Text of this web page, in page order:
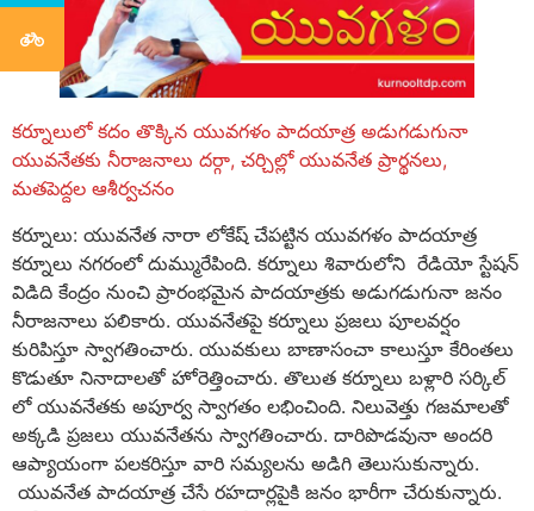
కర్నూలులో కదం తొక్కిన యువగళం పాదయాత్ర అడుగడుగునా
యువనేతకు నీరాజనాలు దర్గా, చర్చిల్లో యువనేత ప్రార్థనలు,
మతపెద్దల ఆశీర్వచనం
కర్నూలు: యువనేత నారా లోకేష్ చేపట్టిన యువగళం పాదయాత్ర
కర్నూలు నగరంలో దుమ్మురేపింది. కర్నూలు శివారులోని రేడియో స్టేషన్
విడిది కేంద్రం నుంచి ప్రారంభమైన పాదయాత్రకు అడుగడుగునా జనం
నీరాజనాలు పలికారు. యువనేతపై కర్నూలు ప్రజలు పూలవర్షం
కురిపిస్తూ స్వాగతించారు. యువకులు బాణాసంచా కాలుస్తూ కేరింతలు
కొడుతూ నినాదాలతో హోరెత్తించారు. తొలుత కర్నూలు బళ్లారి సర్కిల్
లో యువనేతకు అపూర్వ స్వాగతం లభించింది. నిలువెత్తు గజమాలతో
అక్కడి ప్రజలు యువనేతను స్వాగతించారు. దారిపొడవునా అందరి
ఆప్యాయంగా పలకరిస్తూ వారి సమ్యలను అడిగి తెలుసుకున్నారు.
యువనేత పాదయాత్ర చేసే రహదార్లపైకి జనం భారీగా చేరుకున్నారు.